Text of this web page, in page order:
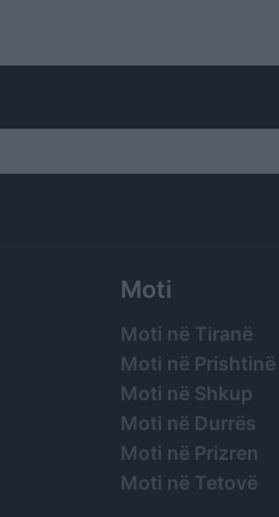
Moti
Moti në Tiranë
Moti në Prishtinë
Moti në Shkup
Moti në Durrës
Moti në Prizren
Moti në Tetovë